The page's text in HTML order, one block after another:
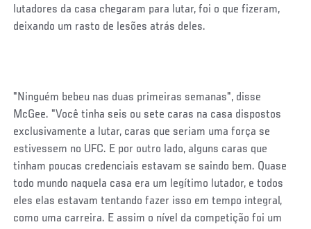
lutadores da casa chegaram para lutar, foi o que fizeram,
deixando um rasto de lesões atrás deles.
"Ninguém bebeu nas duas primeiras semanas", disse
McGee. "Você tinha seis ou sete caras na casa dispostos
exclusivamente a lutar, caras que seriam uma força se
estivessem no UFC. E por outro lado, alguns caras que
tinham poucas credenciais estavam se saindo bem. Quase
todo mundo naquela casa era um legítimo lutador, e todos
eles elas estavam tentando fazer isso em tempo integral,
como uma carreira. E assim o nível da competição foi um